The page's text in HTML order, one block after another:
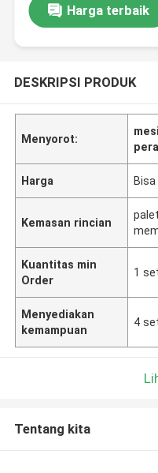
Harga terbaik
DESKRIPSI PRODUK
Menyorot:
Harga
Kemasan rincian
Kuantitas min
Order
1
Menyediakan
kemampuan
4
Tentang kita